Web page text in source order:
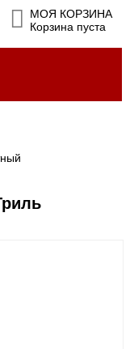
МОЯ КОРЗИНА
Корзина пуста